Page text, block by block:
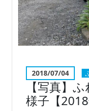
2018/07/04
【写真】
様子【2018